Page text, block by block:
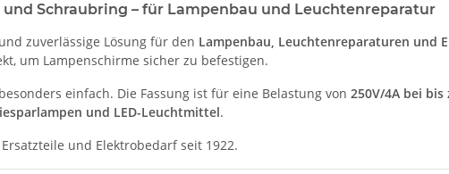
Schraubring – für Lampenbau und Leuchtenreparatur
zuverlässige Lösung für den Lampenbau, Leuchtenreparaturen und
um Lampenschirme sicher zu befestigen.
einfach. Die Fassung ist für eine Belastung von 250V/4A bei bis
und LED-Leuchtmittel.
und Elektrobedarf seit 1922.